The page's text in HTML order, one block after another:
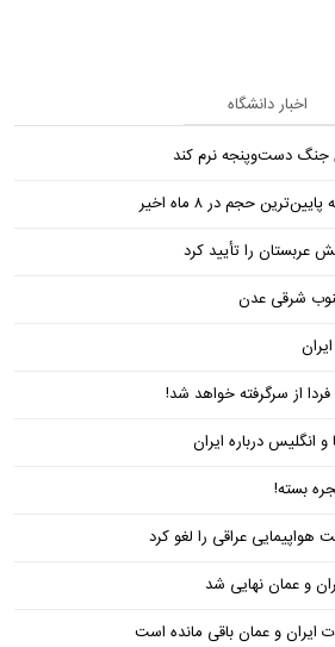
اخبار دانشگاه
جنگ دست‌و‌پنجه نرم کند
حجم در ۸ ماه اخیر
عربستان را تأیید کرد
شرقی عدن
از سرگرفته خواهد شد!
انگلیس درباره ایران
بسته!
عراقی را لغو کرد
و عمان نهایی شد
ایران و عمان باقی مانده است